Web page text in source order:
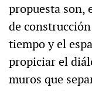
propuesta son,
de
tiempo y el
propiciar el
muros que